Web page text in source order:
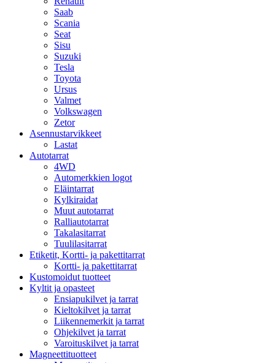
Saab
Scania
Seat
Sisu
Suzuki
Tesla
Toyota
Ursus
Valmet
Volkswagen
Zetor
Asennustarvikkeet
Lastat
Autotarrat
4WD
Automerkkien logot
Eläintarrat
Kylkiraidat
Muut autotarrat
Ralliautotarrat
Takalasitarrat
Tuulilasitarrat
Etiketit, Kortti- ja pakettitarrat
Kortti- ja pakettitarrat
Kustomoidut tuotteet
Kyltit ja opasteet
Ensiapukilvet ja tarrat
Kieltokilvet ja tarrat
Liikennemerkit ja tarrat
Ohjekilvet ja tarrat
Varoituskilvet ja tarrat
Magneettituotteet